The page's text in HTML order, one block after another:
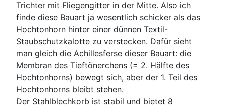
Trichter mit Fliegengitter in der Mitte. Also ich
finde diese Bauart ja wesentlich schicker als das
Hochtonhorn hinter einer dünnen Textil-
Staubschutzkalotte zu verstecken. Dafür sieht
man gleich die Achillesferse dieser Bauart: die
Membran des Tieftönerchens (= 2. Hälfte des
Hochtonhorns) bewegt sich, aber der 1. Teil des
Hochtonhorns bleibt stehen.
Der Stahlblechkorb ist stabil und bietet 8